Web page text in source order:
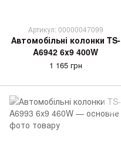
Артикул: 00000047099
Автомобільні колонки TS-
A6942 6x9 400W
1 165 грн